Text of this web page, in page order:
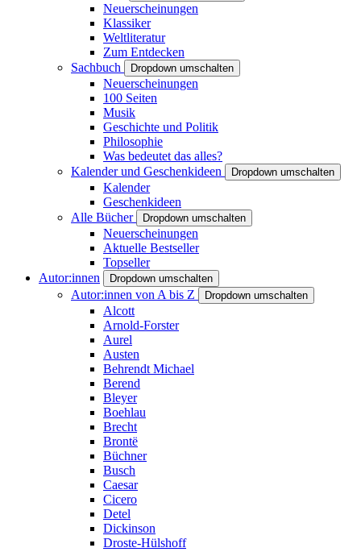
Neuerscheinungen
Klassiker
Weltliteratur
Zum Entdecken
Sachbuch
Dropdown umschalten
Neuerscheinungen
100 Seiten
Musik
Geschichte und Politik
Philosophie
Was bedeutet das alles?
Kalender und Geschenkideen
Dropdown umschalten
Kalender
Geschenkideen
Alle Bücher
Dropdown umschalten
Neuerscheinungen
Aktuelle Bestseller
Topseller
Autor:innen
Dropdown umschalten
Autor:innen von A bis Z Dropdown umschalten
Alcott
Arnold-Forster
Aurel
Austen
Behrendt Michael
Berend
Bleyer
Boehlau
Brecht
Brontë
Büchner
Busch
Caesar
Cicero
Detel
Dickinson
Droste-Hülshoff